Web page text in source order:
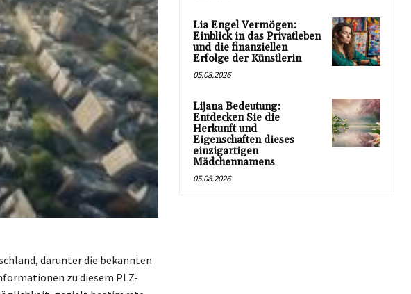
darunter die bekannten
zu diesem PLZ-
Lia Engel Vermögen:
Einblick in das Privatleben
und die finanziellen
Erfolge der Künstlerin
05.08.2026
Lijana Bedeutung:
Entdecken Sie die
Herkunft und
Eigenschaften dieses
einzigartigen
Mädchennamens
05.08.2026